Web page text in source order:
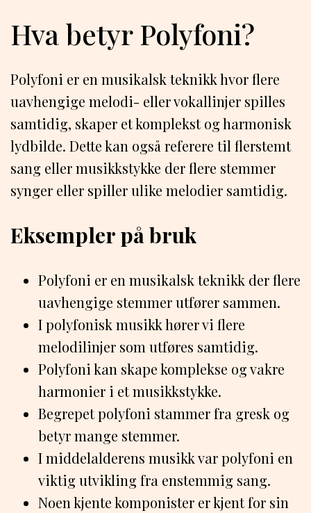
Hva betyr Polyfoni?
Polyfoni er en musikalsk teknikk hvor flere
uavhengige melodi- eller vokallinjer spilles
samtidig, skaper et komplekst og harmonisk
lydbilde. Dette kan også referere til flerstemt
sang eller musikkstykke der flere stemmer
synger eller spiller ulike melodier samtidig.
Eksempler på bruk
Polyfoni er en musikalsk teknikk der flere
uavhengige stemmer utfører sammen.
I polyfonisk musikk hører vi flere
melodilinjer som utføres samtidig.
Polyfoni kan skape komplekse og vakre
harmonier i et musikkstykke.
Begrepet polyfoni stammer fra gresk og
betyr mange stemmer.
I middelalderens musikk var polyfoni en
viktig utvikling fra enstemmig sang.
Noen kjente komponister er kjent for sin